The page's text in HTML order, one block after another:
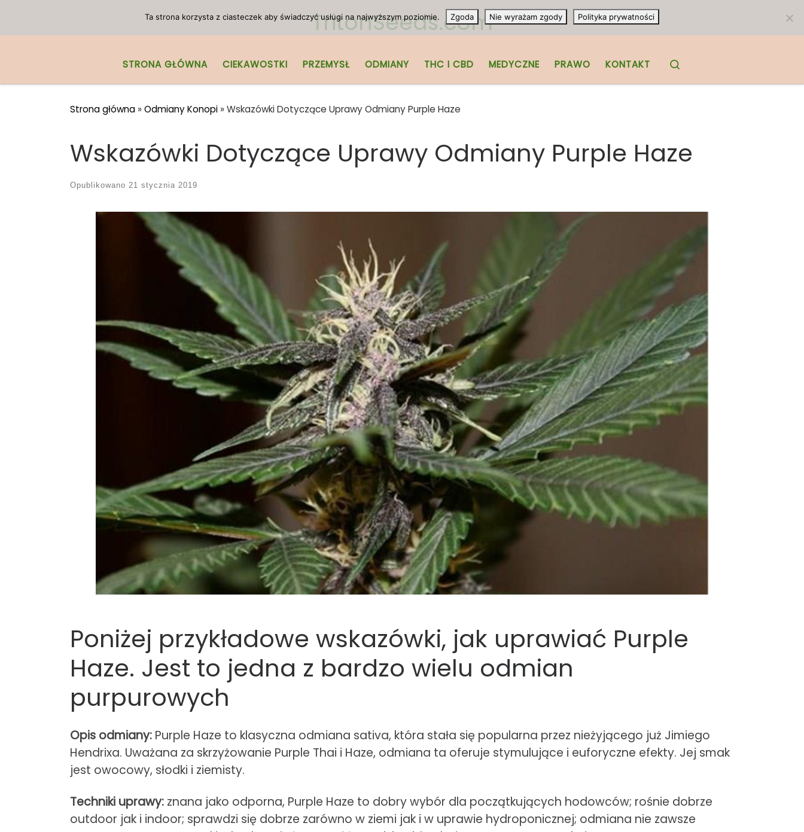
TritonSeeds.com
STRONA GŁÓWNA CIEKAWOSTKI PRZEMYSŁ ODMIANY THC I CBD MEDYCZNE PRAWO KONTAKT
Strona główna » Odmiany Konopi » Wskazówki Dotyczące Uprawy Odmiany Purple Haze
Wskazówki Dotyczące Uprawy Odmiany Purple Haze
Opublikowano 21 stycznia 2019
Poniżej przykładowe wskazówki, jak uprawiać Purple
Haze. Jest to jedna z bardzo wielu odmian
purpurowych
Opis odmiany: Purple Haze to klasyczna odmiana sativa, która stała się popularna przez nieżyjącego już Jimiego
Hendrixa. Uważana za skrzyżowanie Purple Thai i Haze, odmiana ta oferuje stymulujące i euforyczne efekty. Jej smak
jest owocowy, słodki i ziemisty.
Techniki uprawy: znana jako odporna, Purple Haze to dobry wybór dla początkujących hodowców; rośnie dobrze
outdoor jak i indoor; sprawdzi się dobrze zarówno w ziemi jak i w uprawie hydroponicznej; odmiana nie zawsze
Ta strona korzysta z ciasteczek aby świadczyć usługi na najwyższym poziomie. Zgoda Nie wyrażam zgody Polityka prywatności